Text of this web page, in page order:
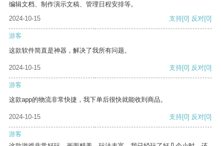
编辑文档、制作演示文稿、管理日程安排等。
2024-10-15
支持[0] 反对[0]
游客
这款软件简直是神器，解决了我所有问题。
2024-10-15 支持[0] 反对[0]
游客
这款app的物流非常快捷，我下单后很快就能收到商品。
2024-10-15 支持[0] 反对[0]
游客